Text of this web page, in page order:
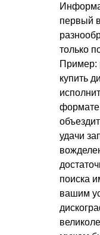
первый
только
Пример:
купить
удачи
поиска
вашим